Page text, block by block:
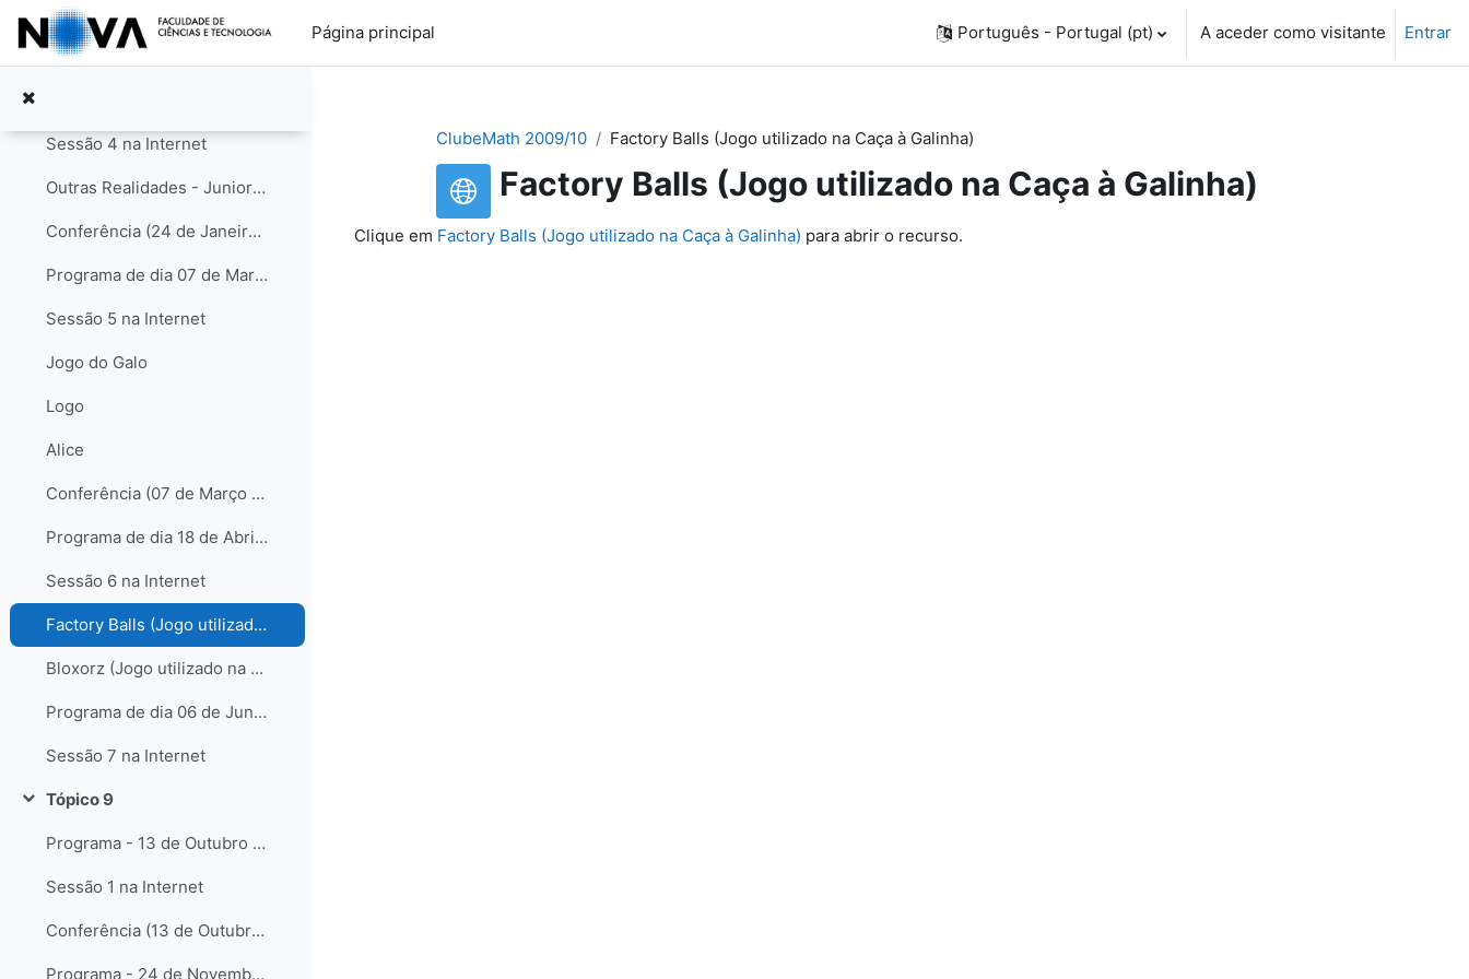
Ir para o conteúdo principal
Página principal
Português - Portugal ‎(pt)‎ A aceder como visitante Entrar
Sessão 4 na Internet
Outras Realidades - Juniores
Conferência (24 de Janeiro de 2009) - Resumo
Programa de dia 07 de Março de 2009
Sessão 5 na Internet
Jogo do Galo
Logo
Alice
Conferência (07 de Março de 2009) - Resumo
Programa de dia 18 de Abril de 2009
Sessão 6 na Internet
Factory Balls (Jogo utilizado na Caça à Galinha)
Bloxorz (Jogo utilizado na Caça à Galinha)
Programa de dia 06 de Junho de 2009
Sessão 7 na Internet
Contrair
Tópico 9
Programa - 13 de Outubro de 2007
Sessão 1 na Internet
Conferência (13 de Outubro) - Resumo
Programa - 24 de Novembro de 2007
ClubeMath 2009/10 Factory Balls (Jogo utilizado na Caça à Galinha)
Factory Balls (Jogo utilizado na Caça à Galinha)
Clique em Factory Balls (Jogo utilizado na Caça à Galinha) para abrir o recurso.